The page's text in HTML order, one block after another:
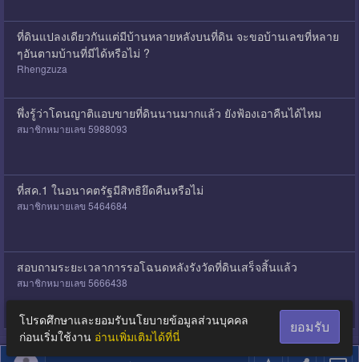
ที่ดินแปลงเดียวกันแต่มีบ้านหลายหลังบนที่ดิน จะขอบ้านเลขที่หลาย
ๆอันตามบ้านที่มีได้หรือไม่ ?
Rhengzuza
พึ่งรู้ว่าโดนญาติแอบขายที่ดินนานมากแล้ว ยังฟ้องเอาคืนได้ไหม
สมาชิกหมายเลข 5988093
ที่สค.1 ในอนาคตรัฐมีสิทธิยึดคืนหรือไม่
สมาชิกหมายเลข 5464684
สอบถามระยะเวลาการรอโฉนดหลังรังวัดที่ดินเสร็จสิ้นแล้ว
สมาชิกหมายเลข 5666438
โปรดศึกษาและยอมรับนโยบายข้อมูลส่วนบุคคล
ก่อนเริ่มใช้งาน อ่านเพิ่มเติมได้ที่นี่
ยอมรับ